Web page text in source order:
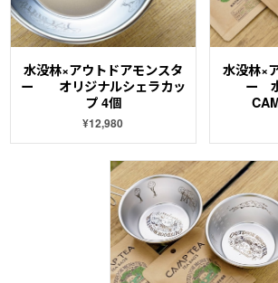
水没林×アウトドアモンスタ
ー オリジナルシェラカッ
プ 4個
¥12,980
水没林×
ー